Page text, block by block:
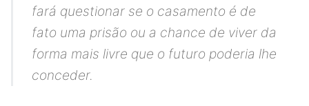
fará questionar se o casamento é de
fato uma prisão ou a chance de viver da
forma mais livre que o futuro poderia lhe
conceder.